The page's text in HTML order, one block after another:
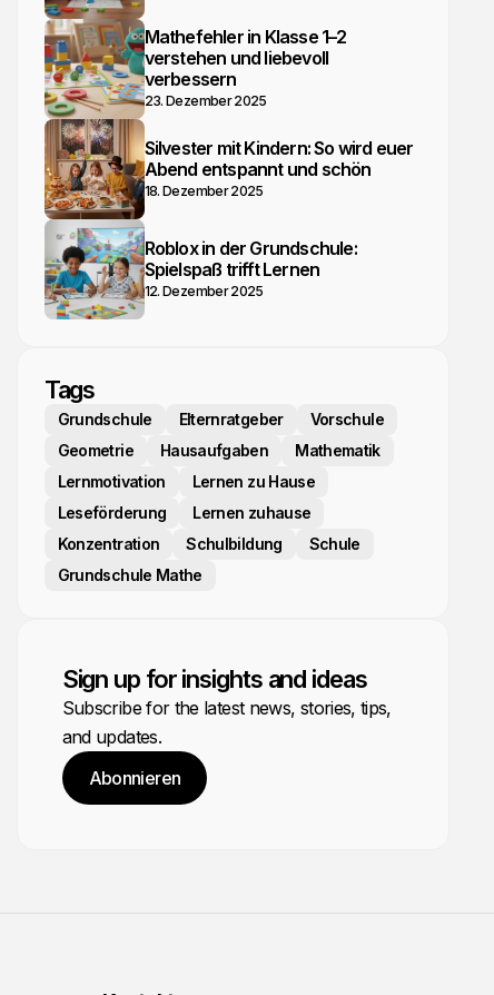
Mathefehler in Klasse 1–2
verstehen und liebevoll
verbessern
23. Dezember 2025
Silvester mit Kindern: So wird euer
Abend entspannt und schön
18. Dezember 2025
Roblox in der Grundschule:
Spielspaß trifft Lernen
12. Dezember 2025
Tags
Grundschule Elternratgeber
Vorschule
Geometrie
Hausaufgaben
Mathematik
Lernmotivation
Lernen zu Hause
Leseförderung
Lernen zuhause
Konzentration
Schulbildung
Schule
Grundschule Mathe
Sign up for insights and ideas
Subscribe for the latest news, stories, tips,
and updates.
Abonnieren